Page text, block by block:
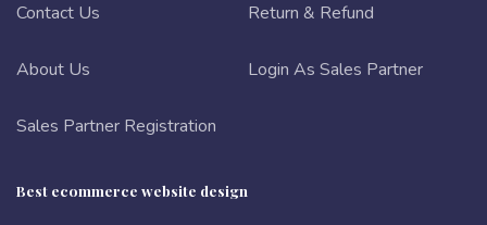
Contact Us Return & Refund
About Us Login As Sales Partner
Sales Partner Registration
Best ecommerce website design